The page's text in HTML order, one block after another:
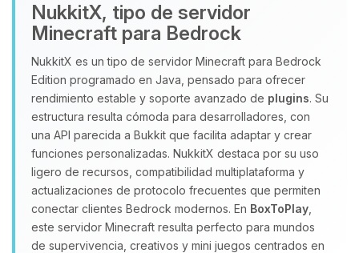
NukkitX, tipo de servidor
Minecraft para Bedrock
NukkitX es un tipo de servidor Minecraft para Bedrock
Edition programado en Java, pensado para ofrecer
rendimiento estable y soporte avanzado de plugins. Su
estructura resulta cómoda para desarrolladores, con
una API parecida a Bukkit que facilita adaptar y crear
funciones personalizadas. NukkitX destaca por su uso
ligero de recursos, compatibilidad multiplataforma y
actualizaciones de protocolo frecuentes que permiten
conectar clientes Bedrock modernos. En BoxToPlay
este servidor Minecraft resulta perfecto para mundos
de supervivencia, creativos y mini juegos centrados en
Yupi, por fin alguien con quien
hablar! Soy Choupy, tu pequeno
asistente de BoxToPlay. Cuentame
que necesitas y moveré mis
pequenos circuitos para ayudarte.
06/08/2026 12:09